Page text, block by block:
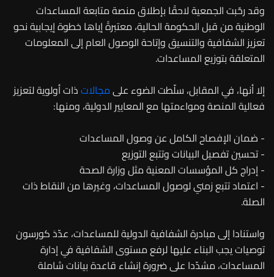
وقد رحّبت الجمعية لاحقًا بإطلاق منصة متابعة المساعدات
الوطنية من قبل الحكومة الحالية، معتبرةً إياها خطوة إيجابية نحو
تعزيز الشفافية والتنسيق وإتاحة الوصول العام إلى المعلومات
المتعلقة بتوزيع المساعدات.
إلا أنها، في المقابل، سلّطت الضوء علىمجالاتذات أولوية لتعزيز
فعالية المنصة ومواءمتها مع المعايير الدولية، ومنها:
- ضمان الإفصاح الكامل عن وصول المساعدات
- تحسين تفصيل البيانات وتتبع التوزيع
- إدراج كل المؤسسات المعنية مثل وزارة الصحة
- اعتماد تتبع زمني لوصول المساعدات، وغيرها من النقاط ذات
الصلة.
واستنادا إلى مبادرة الشفافية الدولية للمساعدات، عدّدَ كورسون
توصيات يجب البناء عليها لرفع مستوى الشفافية في إدارة
المساعدات، مشدّدا على ضرورة إنشاء قاعدة بيانات شاملة